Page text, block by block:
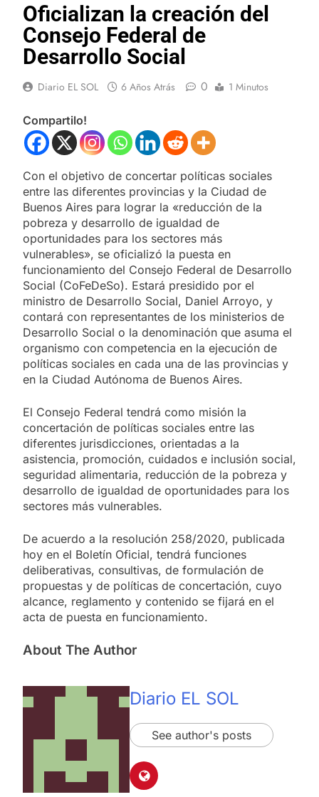
Oficializan la creación del
Consejo Federal de
Desarrollo Social
Diario EL SOL 6 Años Atrás 0 1 Minutos
Compartilo!
Con el objetivo de concertar políticas sociales
entre las diferentes provincias y la Ciudad de
Buenos Aires para lograr la «reducción de la
pobreza y desarrollo de igualdad de
oportunidades para los sectores más
vulnerables», se oficializó la puesta en
funcionamiento del Consejo Federal de Desarrollo
Social (CoFeDeSo). Estará presidido por el
ministro de Desarrollo Social, Daniel Arroyo, y
contará con representantes de los ministerios de
Desarrollo Social o la denominación que asuma el
organismo con competencia en la ejecución de
políticas sociales en cada una de las provincias y
en la Ciudad Autónoma de Buenos Aires.
El Consejo Federal tendrá como misión la
concertación de políticas sociales entre las
diferentes jurisdicciones, orientadas a la
asistencia, promoción, cuidados e inclusión social,
seguridad alimentaria, reducción de la pobreza y
desarrollo de igualdad de oportunidades para los
sectores más vulnerables.
De acuerdo a la resolución 258/2020, publicada
hoy en el Boletín Oficial, tendrá funciones
deliberativas, consultivas, de formulación de
propuestas y de políticas de concertación, cuyo
alcance, reglamento y contenido se fijará en el
acta de puesta en funcionamiento.
About The Author
Diario EL SOL
See author's posts